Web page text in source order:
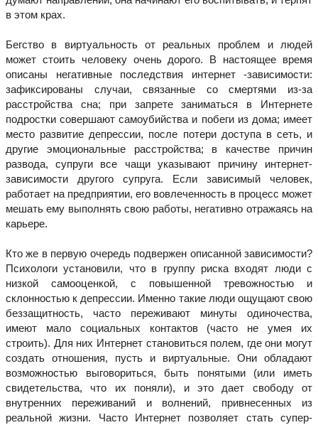
в этом крах.
Бегство в виртуальность от реальных проблем и людей
может стоить человеку очень дорого. В настоящее время
описаны негативные последствия интернет -зависимости:
зафиксированы случаи, связанные со смертями из-за
расстройства сна; при запрете заниматься в Интернете
подростки совершают самоубийства и побеги из дома; имеет
место развитие депрессии, после потери доступа в сеть, и
другие эмоциональные расстройства; в качестве причин
развода, супруги все чащи указывают причину интернет-
зависимости другого супруга. Если зависимый человек,
работает на предприятии, его вовлеченность в процесс может
мешать ему выполнять свою работы, негативно отражаясь на
карьере.
Кто же в первую очередь подвержен описанной зависимости?
Психологи установили, что в группу риска входят люди с
низкой самооценкой, с повышенной тревожностью и
склонностью к депрессии. Именно такие люди ощущают свою
беззащитность, часто переживают минуты одиночества,
имеют мало социальных контактов (часто не умея их
строить). Для них Интернет становиться полем, где они могут
создать отношения, пусть и виртуальные. Они обладают
возможностью выговориться, быть понятыми (или иметь
свидетельства, что их поняли), и это дает свободу от
внутренних переживаний и волнений, привнесенных из
реальной жизни. Часто Интернет позволяет стать супер-